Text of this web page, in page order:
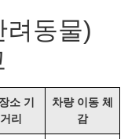
려동물)
소 기
리
차량 이동 체
감